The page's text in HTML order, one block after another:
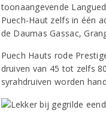
toonaangevende
Puech-Haut zelfs in één
de Daumas Gassac,
Puech Hauts rode
druiven van 45 tot zelfs
syrahdruiven worden